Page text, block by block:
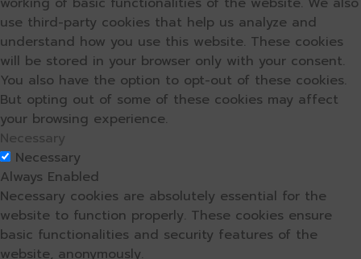
use third-party cookies that help us analyze and
understand how you use this website. These cookies
will be stored in your browser only with your consent.
You also have the option to opt-out of these cookies.
But opting out of some of these cookies may affect
your browsing experience.
Necessary
Necessary
Always Enabled
Necessary cookies are absolutely essential for the
website to function properly. These cookies ensure
basic functionalities and security features of the
website, anonymously.